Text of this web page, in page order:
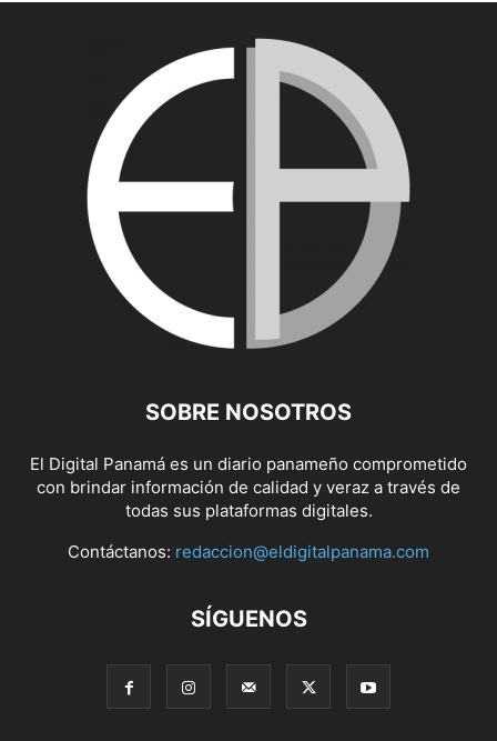
SOBRE NOSOTROS
El Digital Panamá es un diario panameño comprometido
con brindar información de calidad y veraz a través de
todas sus plataformas digitales.
Contáctanos: redaccion@eldigitalpanama.com
SÍGUENOS